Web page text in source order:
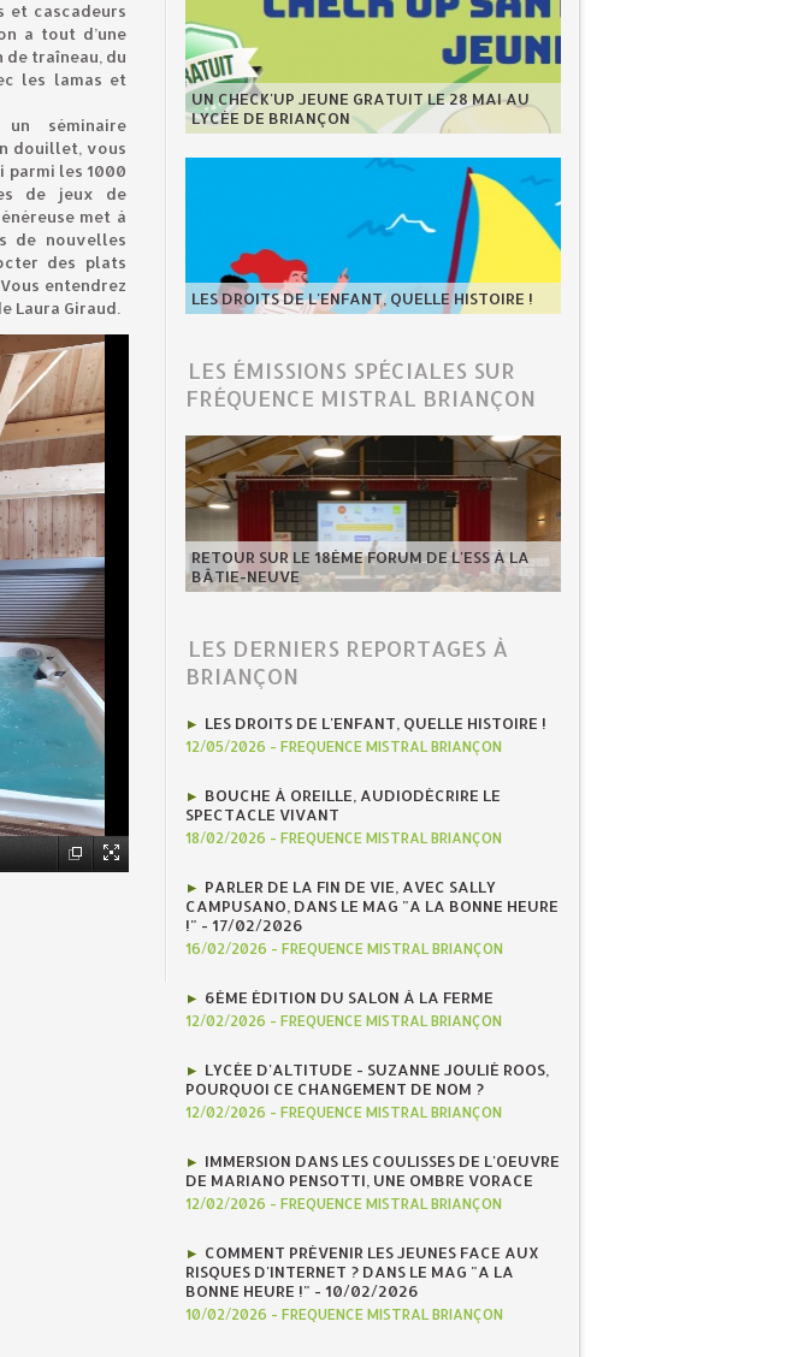
et cascadeurs
a tout d’une
traîneau, du
les lamas et
séminaire
douillet, vous
parmi les 1000
de jeux de
met à
de nouvelles
des plats
entendrez
Laura Giraud.
UN CHECK'UP JEUNE GRATUIT LE 28 MAI AU
LYCÉE DE BRIANÇON
LES DROITS DE L'ENFANT, QUELLE HISTOIRE !
LES ÉMISSIONS SPÉCIALES SUR
FRÉQUENCE MISTRAL BRIANÇON
RETOUR SUR LE 18ÈME FORUM DE L'ESS À LA
BÂTIE-NEUVE
LES DERNIERS REPORTAGES À
BRIANÇON
LES DROITS DE L'ENFANT, QUELLE HISTOIRE !
12/05/2026 - FREQUENCE MISTRAL BRIANÇON
BOUCHE À OREILLE, AUDIODÉCRIRE LE
SPECTACLE VIVANT
18/02/2026 - FREQUENCE MISTRAL BRIANÇON
PARLER DE LA FIN DE VIE, AVEC SALLY
CAMPUSANO, DANS LE MAG "A LA BONNE HEURE
!" - 17/02/2026
16/02/2026 - FREQUENCE MISTRAL BRIANÇON
6ÈME ÉDITION DU SALON À LA FERME
12/02/2026 - FREQUENCE MISTRAL BRIANÇON
LYCÉE D'ALTITUDE - SUZANNE JOULIÉ ROOS,
POURQUOI CE CHANGEMENT DE NOM ?
12/02/2026 - FREQUENCE MISTRAL BRIANÇON
IMMERSION DANS LES COULISSES DE L'OEUVRE
DE MARIANO PENSOTTI, UNE OMBRE VORACE
12/02/2026 - FREQUENCE MISTRAL BRIANÇON
COMMENT PRÉVENIR LES JEUNES FACE AUX
RISQUES D'INTERNET ? DANS LE MAG "A LA
BONNE HEURE !" - 10/02/2026
10/02/2026 - FREQUENCE MISTRAL BRIANÇON